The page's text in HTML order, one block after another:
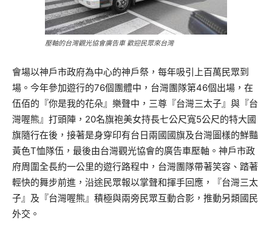
壓軸的台灣觀光協會廣告車 歡迎民眾來台灣
會場以神戶市政府為中心的神戶祭，每年吸引上百萬民眾到
場。今年參加遊行的76個團體中，台灣團隊第46個出場，在
伍佰的『你是我的花朵』樂聲中，三尊『台灣三太子』與『台
灣喔熊』打頭陣，20名旗袍美女持長七公尺寬5公尺的特大國
旗隨行在後，接著是身穿印有台日兩國國旗及台灣圖樣的鮮豔
黃色T恤隊伍，最後由台灣觀光協會的廣告車壓軸。神戶市政
府周圍全長約一公里的遊行路程中，台灣團隊帶著笑容、踏著
輕快的舞步前進，沿途民眾報以掌聲和揮手回應，『台灣三太
子』及『台灣喔熊』積極與兩旁民眾互動合影，推動另類國民
外交。